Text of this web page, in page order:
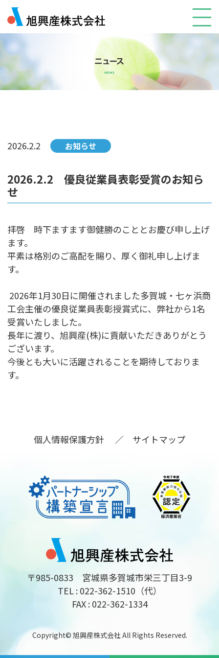
2026.2.2 お知らせ
2026.2.2 優良従業員表彰受賞のお知ら
せ
拝啓 時下ますます御健勝のこととお慶び申し上げ
ます。
平素は格別のご高配を賜り、厚く御礼申し上げま
す。
2026年1月30日に開催されました多賀城・七ヶ浜商
工会主催の優良従業員表彰授賞式に、弊社から1名
受賞いたしました。
長年に渡り、旭興産(株)に貢献いただきありがとう
ございます。
今後とも大いに活躍されることを期待しておりま
す。
個人情報保護方針 サイトマップ
〒985-0833 宮城県多賀城市栄三丁目3-9
TEL : 022-362-1510（代）
FAX : 022-362-1334
Copyright© 旭興産株式会社 All Rights Reserved.